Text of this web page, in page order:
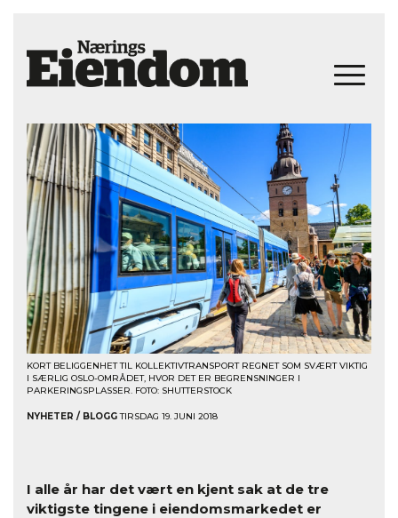
KORT BELIGGENHET TIL KOLLEKTIVTRANSPORT REGNET SOM SVÆRT VIKTIG
I SÆRLIG OSLO-OMRÅDET, HVOR DET ER BEGRENSNINGER I
PARKERINGSPLASSER. FOTO: SHUTTERSTOCK
NYHETER / BLOGGTIRSDAG 19. JUNI 2018
I alle år har det vært en kjent sak at de tre
viktigste tingene i eiendomsmarkedet er